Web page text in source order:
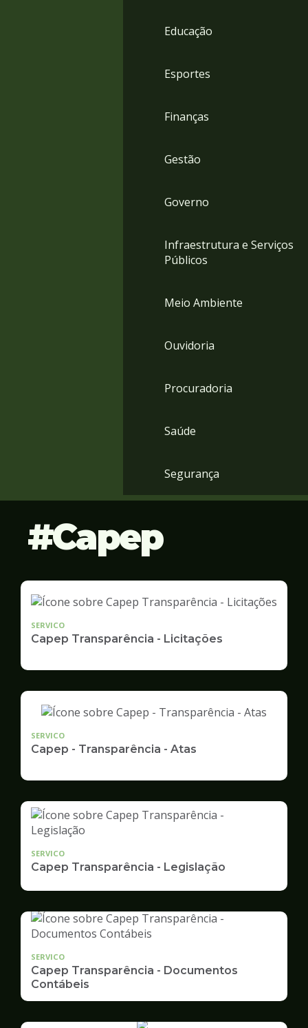
Educação
Esportes
Finanças
Gestão
Governo
Infraestrutura e Serviços
Públicos
Meio Ambiente
Ouvidoria
Procuradoria
Saúde
Segurança
Capep
SERVICO
Capep Transparência - Licitações
SERVICO
Capep - Transparência - Atas
SERVICO
Capep Transparência - Legislação
SERVICO
Capep Transparência - Documentos
Contábeis